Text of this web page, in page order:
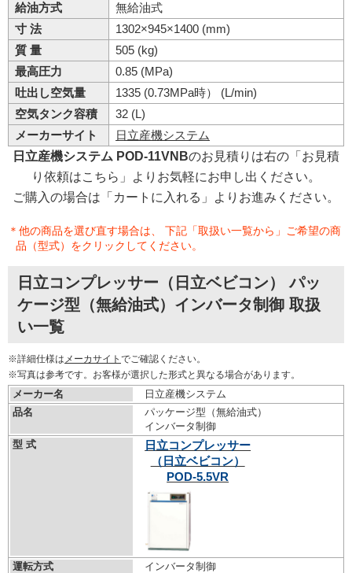
給油方式
無給油式
寸 法
1302×945×1400 (mm)
質 量
505 (kg)
最高圧力
0.85 (MPa)
吐出し空気量
1335 (0.73MPa時） (L/min)
空気タンク容積
32 (L)
メーカーサイト
日立産機システム
日立産機システム POD-11VNBのお見積りは右の「お見積
り依頼はこちら」よりお気軽にお申し出ください。
ご購入の場合は「カートに入れる」よりお進みください。
＊他の商品を選び直す場合は、 下記「取扱い一覧から」ご希望の商
品（型式）をクリックしてください。
日立コンプレッサー（日立ベビコン） パッ
ケージ型（無給油式）インバータ制御 取扱
い一覧
※詳細仕様は メーカサイト でご確認ください。
※写真は参考です。お客様が選択した形式と異なる場合があります。
メーカー名
日立産機システム
品名
パッケージ型（無給油式）
インバータ制御
型 式
日立コンプレッサー
（日立ベビコン）
POD-5.5VR
運転方式 インバータ制御